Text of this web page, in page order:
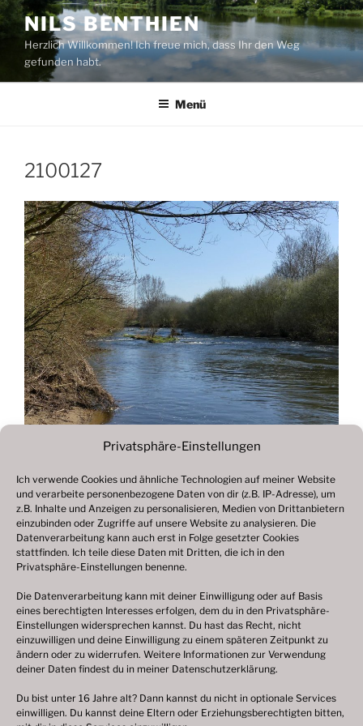
Privatsphäre-Einstellungen
Ich verwende Cookies und ähnliche Technologien auf meiner Website
und verarbeite personenbezogene Daten von dir (z.B. IP-Adresse), um
z.B. Inhalte und Anzeigen zu personalisieren, Medien von Drittanbietern
einzubinden oder Zugriffe auf unsere Website zu analysieren. Die
Datenverarbeitung kann auch erst in Folge gesetzter Cookies
stattfinden. Ich teile diese Daten mit Dritten, die ich in den
Privatsphäre-Einstellungen benenne.
Die Datenverarbeitung kann mit deiner Einwilligung oder auf Basis
eines berechtigten Interesses erfolgen, dem du in den Privatsphäre-
Einstellungen widersprechen kannst. Du hast das Recht, nicht
einzuwilligen und deine Einwilligung zu einem späteren Zeitpunkt zu
ändern oder zu widerrufen. Weitere Informationen zur Verwendung
deiner Daten findest du in meiner Datenschutzerklärung.
Du bist unter 16 Jahre alt? Dann kannst du nicht in optionale Services
einwilligen. Du kannst deine Eltern oder Erziehungsberechtigten bitten,
Zum
Inhalt
springen
NILS BENTHIEN
Herzlich Willkommen! Ich freue mich, dass Ihr den Weg
gefunden habt.
Menü
2100127
Beitragsnavigation
Vorheriger
Beitrag
Fotogalerie 2021
© 2003 – 2025 nilsbenthien.de,Datenschutzerklärung
|Cookie-Richtlinie EU|Impressum